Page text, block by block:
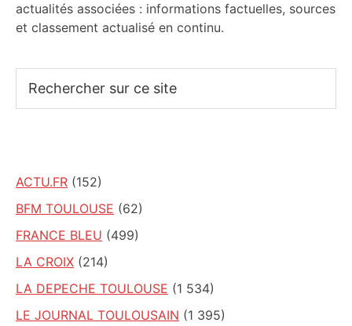
actualités associées : informations factuelles, sources
et classement actualisé en continu.
sur
ACTU.FR (152)
BFM TOULOUSE (62)
FRANCE BLEU (499)
LA CROIX (214)
LA DEPECHE TOULOUSE (1 534)
LE JOURNAL TOULOUSAIN (1 395)